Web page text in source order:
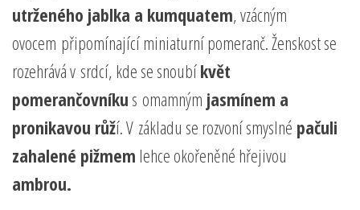
utrženého jablka a kumquatem, vzácným
ovocem připomínající miniaturní pomeranč. Ženskost se
rozehrává v srdcí, kde se snoubíkvět
pomerančovníku s omamným jasmínem a
pronikavou růží. V základu se rozvoní smyslné pačuli
zahalené pižmem lehce okořeněné hřejivou
ambrou.